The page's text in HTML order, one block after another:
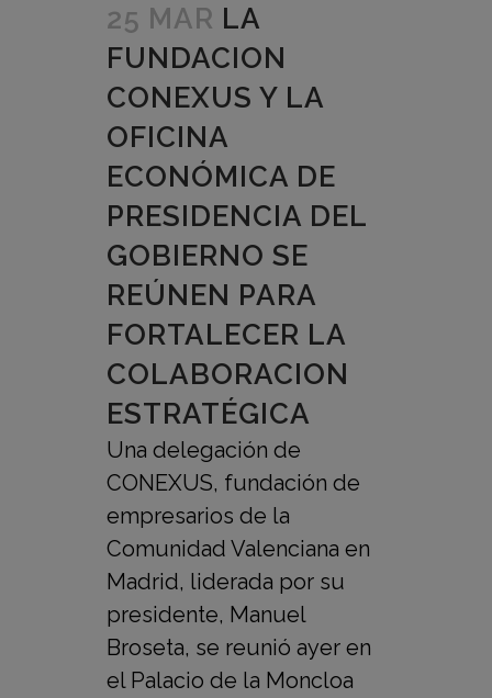
25 MAR LA
FUNDACION
CONEXUS Y LA
OFICINA
ECONÓMICA DE
PRESIDENCIA DEL
GOBIERNO SE
REÚNEN PARA
FORTALECER LA
COLABORACION
ESTRATÉGICA
Una delegación de
CONEXUS, fundación de
empresarios de la
Comunidad Valenciana en
Madrid, liderada por su
presidente, Manuel
Broseta, se reunió ayer en
el Palacio de la Moncloa